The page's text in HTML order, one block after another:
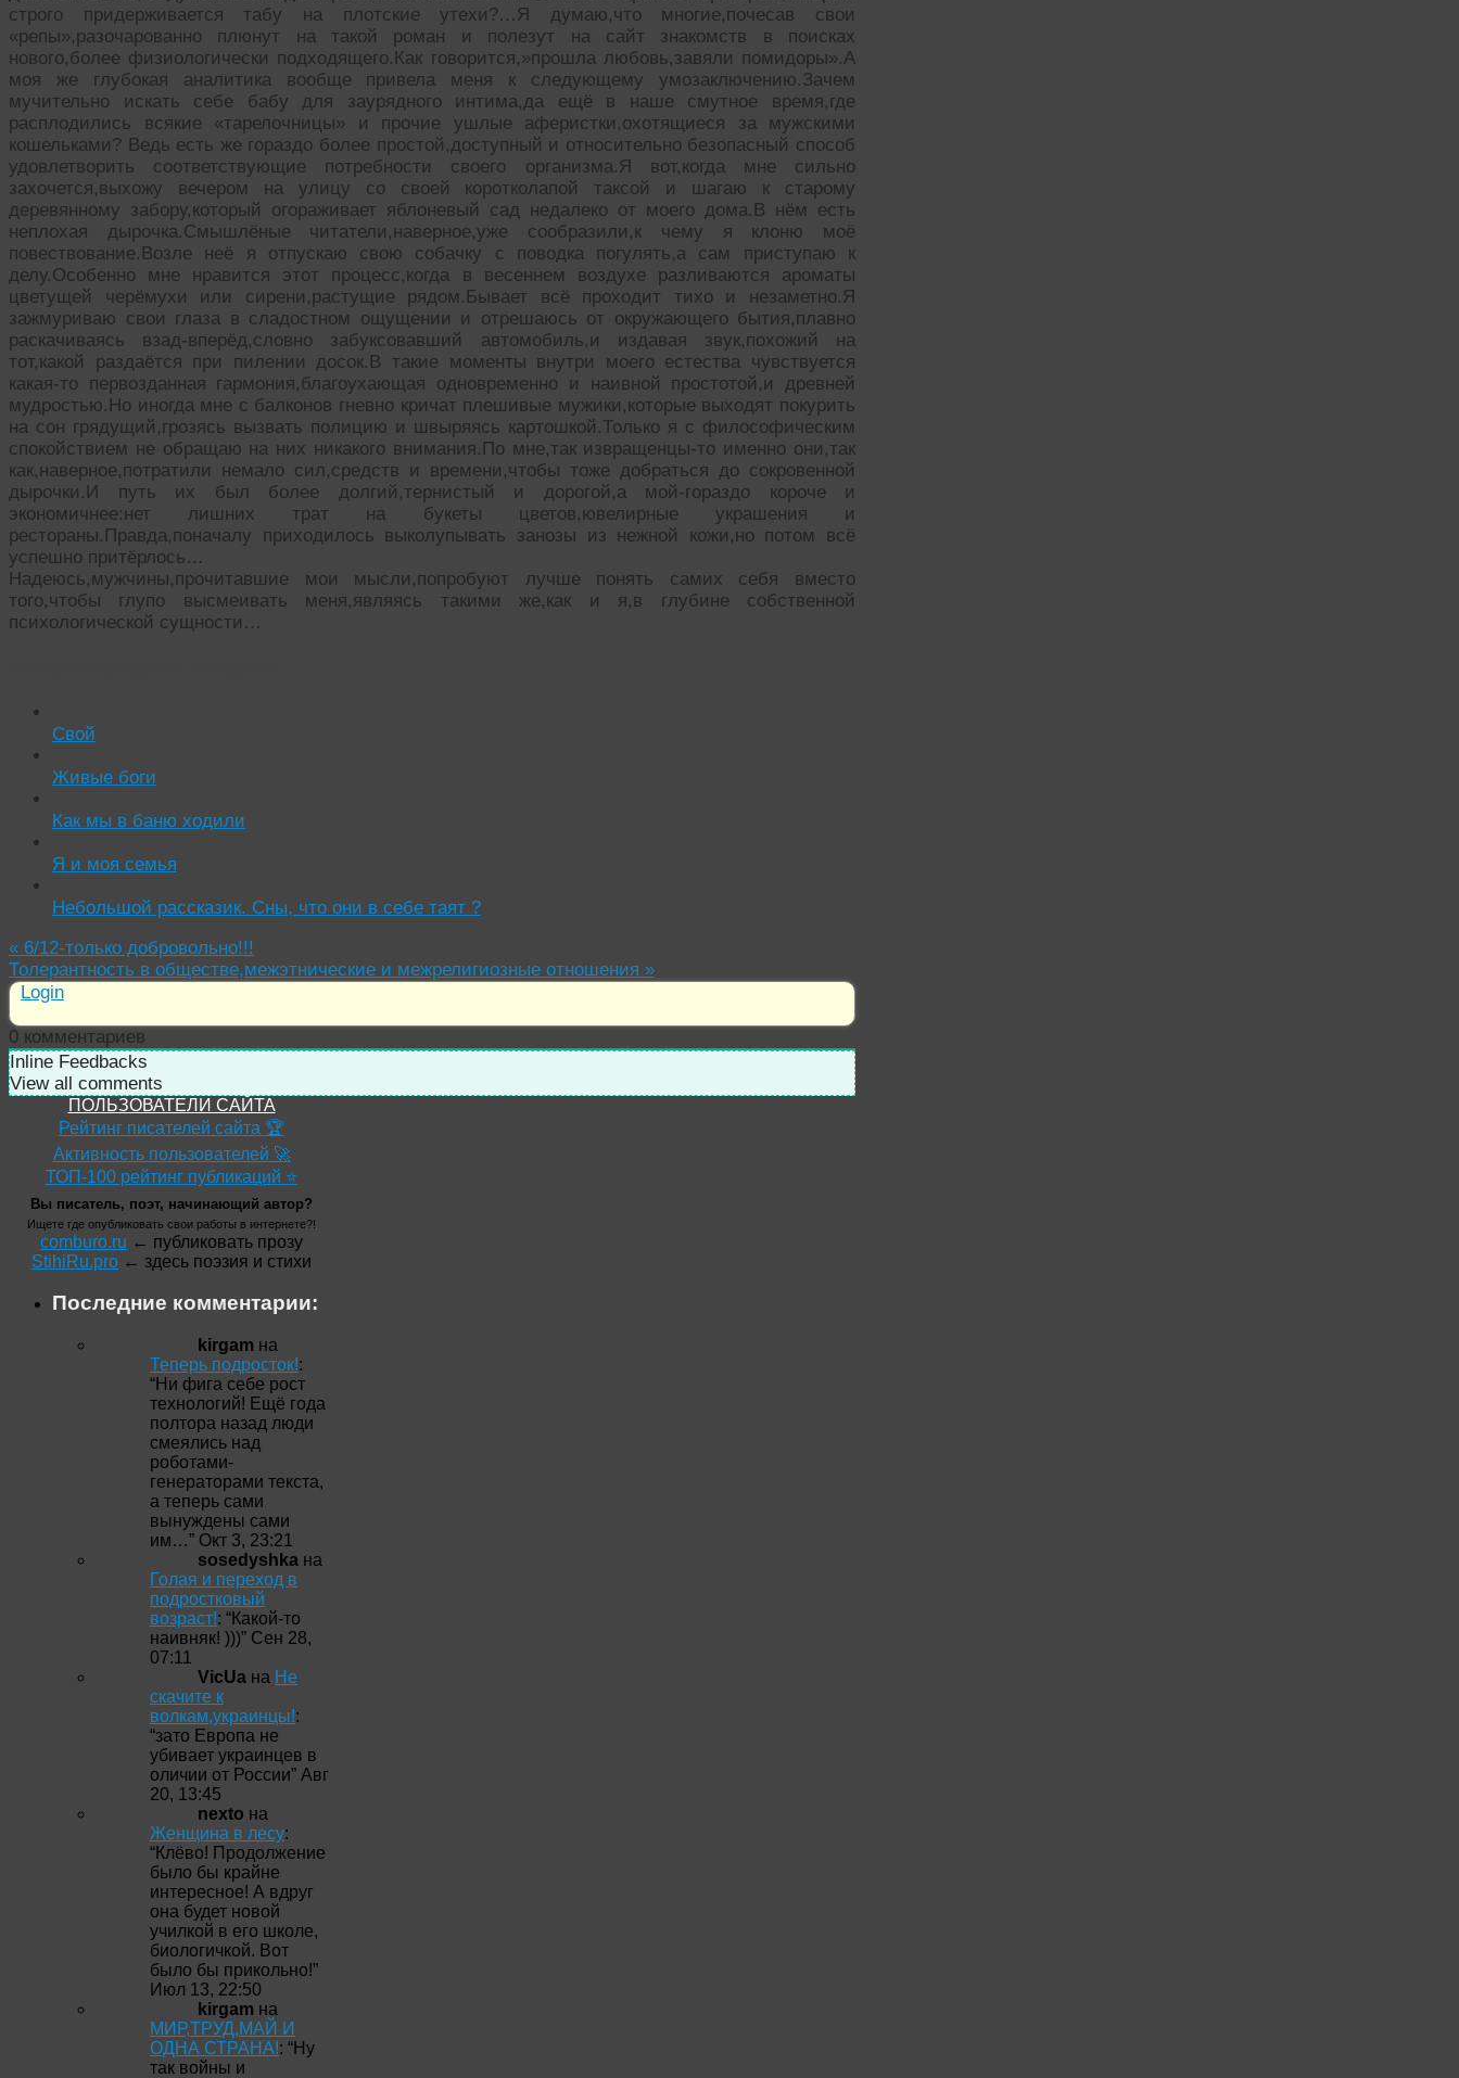
строго придерживается табу на плотские утехи?…Я думаю,что многие,почесав свои
«репы»,разочарованно плюнут на такой роман и полезут на сайт знакомств в поисках
нового,более физиологически подходящего.Как говорится,»прошла любовь,завяли помидоры».А
моя же глубокая аналитика вообще привела меня к следующему умозаключению.Зачем
мучительно искать себе бабу для заурядного интима,да ещё в наше смутное время,где
расплодились всякие «тарелочницы» и прочие ушлые аферистки,охотящиеся за мужскими
кошельками? Ведь есть же гораздо более простой,доступный и относительно безопасный способ
удовлетворить соответствующие потребности своего организма.Я вот,когда мне сильно
захочется,выхожу вечером на улицу со своей коротколапой таксой и шагаю к старому
деревянному забору,который огораживает яблоневый сад недалеко от моего дома.В нём есть
неплохая дырочка.Смышлёные читатели,наверное,уже сообразили,к чему я клоню моё
повествование.Возле неё я отпускаю свою собачку с поводка погулять,а сам приступаю к
делу.Особенно мне нравится этот процесс,когда в весеннем воздухе разливаются ароматы
цветущей черёмухи или сирени,растущие рядом.Бывает всё проходит тихо и незаметно.Я
зажмуриваю свои глаза в сладостном ощущении и отрешаюсь от окружающего бытия,плавно
раскачиваясь взад-вперёд,словно забуксовавший автомобиль,и издавая звук,похожий на
тот,какой раздаётся при пилении досок.В такие моменты внутри моего естества чувствуется
какая-то первозданная гармония,благоухающая одновременно и наивной простотой,и древней
мудростью.Но иногда мне с балконов гневно кричат плешивые мужики,которые выходят покурить
на сон грядущий,грозясь вызвать полицию и швыряясь картошкой.Только я с философическим
спокойствием не обращаю на них никакого внимания.По мне,так извращенцы-то именно они,так
как,наверное,потратили немало сил,средств и времени,чтобы тоже добраться до сокровенной
дырочки.И путь их был более долгий,тернистый и дорогой,а мой-гораздо короче и
экономичнее:нет лишних трат на букеты цветов,ювелирные украшения и
рестораны.Правда,поначалу приходилось выколупывать занозы из нежной кожи,но потом всё
успешно притёрлось…
Надеюсь,мужчины,прочитавшие мои мысли,попробуют лучше понять самих себя вместо
того,чтобы глупо высмеивать меня,являясь такими же,как и я,в глубине собственной
психологической сущности…
Свой
Живые боги
Как мы в баню ходили
Я и моя семья
Небольшой рассказик. Сны, что они в себе таят ?
« 6/12-только добровольно!!!
Толерантность в обществе,межэтнические и межрелигиозные отношения »
Login
0 комментариев
Inline Feedbacks
View all comments
ПОЛЬЗОВАТЕЛИ САЙТА
Рейтинг писателей сайта 🏆
Активность пользователей 🚀
ТОП-100 рейтинг публикаций ⭐
Вы писатель, поэт, начинающий автор?
Ищете где опубликовать свои работы в интернете?!
comburo.ru ← публиковать прозу
StihiRu.pro ← здесь поэзия и стихи
Последние комментарии:
kirgam на
Теперь подросток!:
“Ни фига себе рост
технологий! Ещё года
полтора назад люди
смеялись над
роботами-
генераторами текста,
а теперь сами
вынуждены сами
им…” Окт 3, 23:21
sosedyshka на
Голая и переход в
подростковый
возраст!: “Какой-то
наивняк! )))” Сен 28,
07:11
VicUa на Не
скачите к
волкам,украинцы!:
“зато Европа не
убивает украинцев в
оличии от России” Авг
20, 13:45
nexto на
Женщина в лесу:
“Клёво! Продолжение
было бы крайне
интересное! А вдруг
она будет новой
училкой в его школе,
биологичкой. Вот
было бы прикольно!”
Июл 13, 22:50
kirgam на
МИР,ТРУД,МАЙ И
ОДНА СТРАНА!: “Ну
так войны и